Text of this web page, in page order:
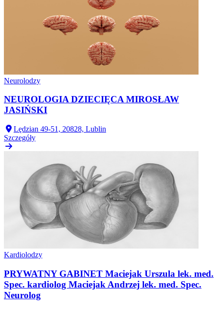
Neurolodzy
NEUROLOGIA DZIECIĘCA MIROSŁAW
JASIŃSKI
Lędzian 49-51, 20828, Lublin
Szczegóły
Kardiolodzy
PRYWATNY GABINET Maciejak Urszula lek. med.
Spec. kardiolog Maciejak Andrzej lek. med. Spec.
Neurolog